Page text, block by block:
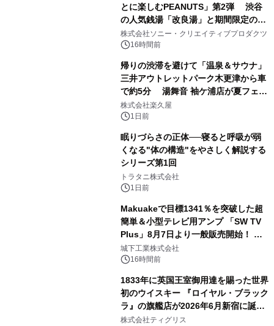
とに楽しむPEANUTS」第2弾 渋谷
の人気銭湯「改良湯」と期間限定のコ
ラボレーション サウナイキタイコラ
ボグッズも発売決定！
株式会社ソニー・クリエイティブプロダクツ
16時間前
帰りの渋滞を避けて「温泉＆サウナ」
三井アウトレットパーク木更津から車
で約5分 湯舞音 袖ケ浦店が夏フェア
メニューを提供
株式会社楽久屋
1日前
眠りづらさの正体──寝ると呼吸が弱
くなる"体の構造"をやさしく解説する
シリーズ第1回
トラタニ株式会社
1日前
Makuakeで目標1341％を突破した超
簡単＆小型テレビ用アンプ 「SW TV
Plus」8月7日より一般販売開始！ ケ
ーブル1本つなぐだけ、テレビの音が
ぐっと豊かに
城下工業株式会社
16時間前
1833年に英国王室御用達を賜った世界
初のウイスキー 『ロイヤル・ブラック
ラ』の旗艦店が2026年6月新宿に誕
生 バカルディ ジャパンと連携した
株式会社ティグリス